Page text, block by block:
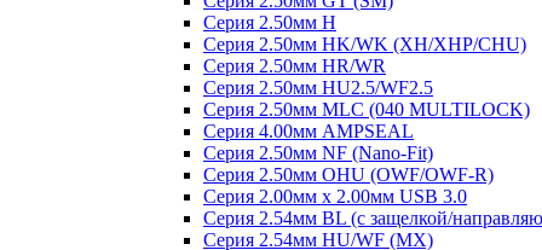
Серия 2.50мм H
Серия 2.50мм HK/WK (XH/XHP/CHU)
Серия 2.50мм HR/WR
Серия 2.50мм HU2.5/WF2.5
Серия 2.50мм MLC (040 MULTILOCK)
Серия 4.00мм AMPSEAL
Серия 2.50мм NF (Nano-Fit)
Серия 2.50мм OHU (OWF/OWF-R)
Серия 2.00мм x 2.00мм USB 3.0
Серия 2.54мм BL (с защелкой/
Серия 2.54мм HU/WF (MX)